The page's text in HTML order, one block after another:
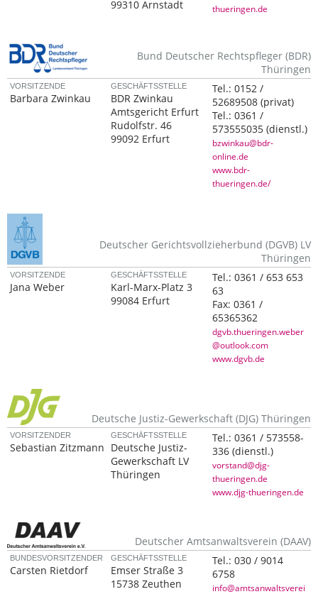
99310 Arnstadt
thueringen.de
Bund Deutscher Rechtspfleger (BDR)
Thüringen
VORSITZENDE
Barbara Zwinkau
GESCHÄFTSSTELLE
BDR Zwinkau
Amtsgericht Erfurt
Rudolfstr. 46
99092 Erfurt
Tel.:0152 /
52689508(privat)
Tel.:0361 /
573555035(dienstl.)
bzwinkau@bdr-
online.de
www.bdr-
thueringen.de/
Deutscher Gerichtsvollzieherbund (DGVB) LV
Thüringen
VORSITZENDE
Jana Weber
GESCHÄFTSSTELLE
Karl-Marx-Platz 3
99084 Erfurt
Tel.:0361 / 653 653
63
Fax:0361 /
65365362
dgvb.thueringen.weber
@outlook.com
www.dgvb.de
Deutsche Justiz-Gewerkschaft (DJG) Thüringen
VORSITZENDER
Sebastian Zitzmann
GESCHÄFTSSTELLE
Deutsche Justiz-
Gewerkschaft LV
Thüringen
Tel.:0361 / 573558-
336(dienstl.)
vorstand@djg-
thueringen.de
www.djg-thueringen.de
Deutscher Amtsanwaltsverein (DAAV)
BUNDESVORSITZENDER
Carsten Rietdorf
GESCHÄFTSSTELLE
Emser Straße 3
15738 Zeuthen
Tel.:030 / 9014
6758
info@amtsanwaltsverei